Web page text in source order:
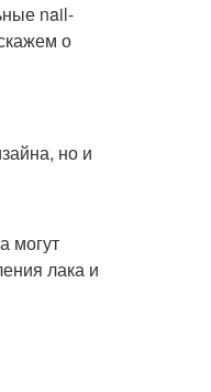
nail-
о
но и
могут
лака и